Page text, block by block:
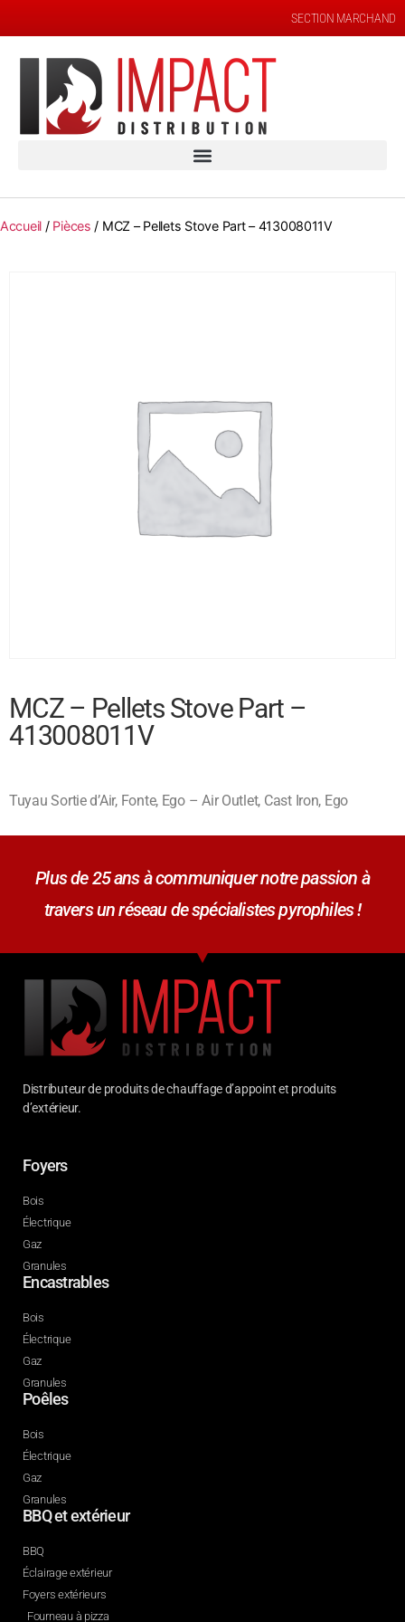
SECTION MARCHAND
Accueil / Pièces / MCZ – Pellets Stove Part – 413008011V
MCZ – Pellets Stove Part –
413008011V
Tuyau Sortie d’Air, Fonte, Ego – Air Outlet, Cast Iron, Ego
Plus de 25 ans à communiquer notre passion à
travers un réseau de spécialistes pyrophiles !
Distributeur de produits de chauffage d’appoint et produits
d’extérieur.
Foyers
Bois
Électrique
Gaz
Granules
Encastrables
Bois
Électrique
Gaz
Granules
Poêles
Bois
Électrique
Gaz
Granules
BBQ et extérieur
BBQ
Éclairage extérieur
Foyers extérieurs
Fourneau à pizza